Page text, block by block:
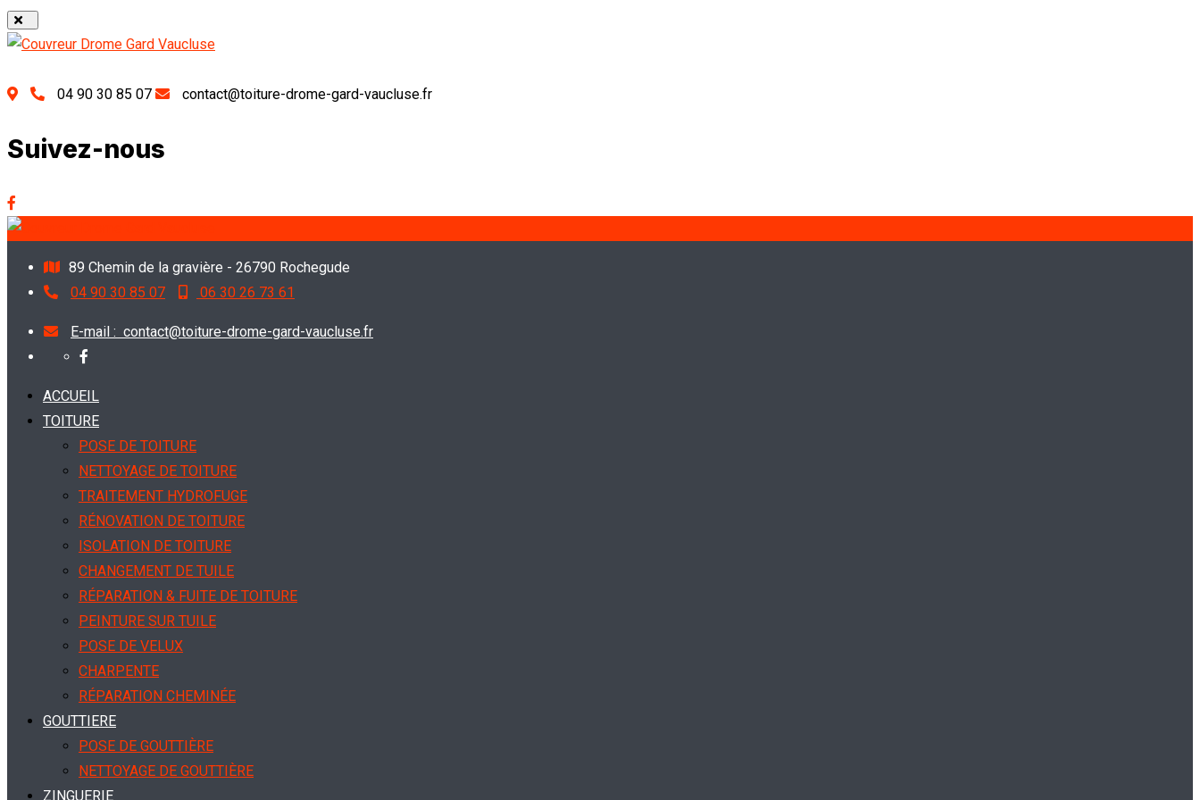
04 90 30 85 07 contact@toiture-drome-gard-vaucluse.fr
Suivez-nous
89 Chemin de la gravière - 26790 Rochegude
04 90 30 85 07
06 30 26 73 61
E-mail : contact@toiture-drome-gard-vaucluse.fr
ACCUEIL
TOITURE
POSE DE TOITURE
NETTOYAGE DE TOITURE
TRAITEMENT HYDROFUGE
RÉNOVATION DE TOITURE
ISOLATION DE TOITURE
CHANGEMENT DE TUILE
RÉPARATION & FUITE DE TOITURE
PEINTURE SUR TUILE
POSE DE VELUX
CHARPENTE
RÉPARATION CHEMINÉE
GOUTTIERE
POSE DE GOUTTIÈRE
NETTOYAGE DE GOUTTIÈRE
ZINGUERIE